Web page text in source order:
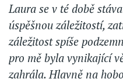
Laura se v té době
úspěšnou záležitostí,
záležitost spíše
pro mě byla vynikající
zahrála. Hlavně na